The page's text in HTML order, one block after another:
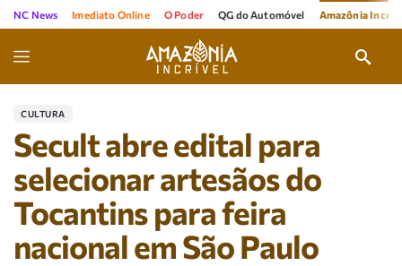
NC News Imediato Online O Poder QG do Automóvel Amazônia
CULTURA
Secult abre edital para
selecionar artesãos do
Tocantins para feira
nacional em São Paulo